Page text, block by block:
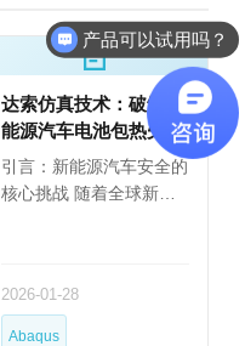
📄
达索仿真技术：破解新
能源汽车电池包热失控
与安全设计难题的利器
引言：新能源汽车安全的
核心挑战 随着全球新
2026-01-28
Abaqus
产品可以试用吗？